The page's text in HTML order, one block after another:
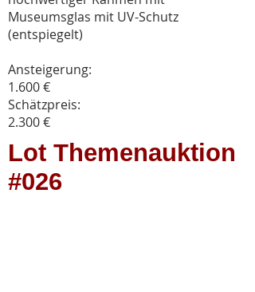
Museumsglas mit UV-Schutz
(entspiegelt)
Ansteigerung:
1.600 €
Schätzpreis:
2.300 €
Lot Themenauktion
#026